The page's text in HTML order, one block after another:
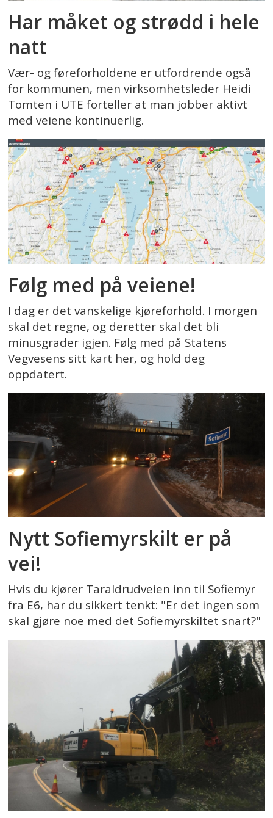
Har måket og strødd i hele
natt
Vær- og føreforholdene er utfordrende også
for kommunen, men virksomhetsleder Heidi
Tomten i UTE forteller at man jobber aktivt
med veiene kontinuerlig.
Følg med på veiene!
I dag er det vanskelige kjøreforhold. I morgen
skal det regne, og deretter skal det bli
minusgrader igjen. Følg med på Statens
Vegvesens sitt kart her, og hold deg
oppdatert.
Nytt Sofiemyrskilt er på
vei!
Hvis du kjører Taraldrudveien inn til Sofiemyr
fra E6, har du sikkert tenkt: "Er det ingen som
skal gjøre noe med det Sofiemyrskiltet snart?"